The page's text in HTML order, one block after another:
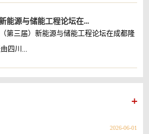
能源与储能工程论坛在...
第三届）新能源与储能工程论坛在成都隆
四川...
2026-06-01